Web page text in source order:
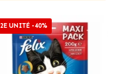
2E UNITÉ -40%